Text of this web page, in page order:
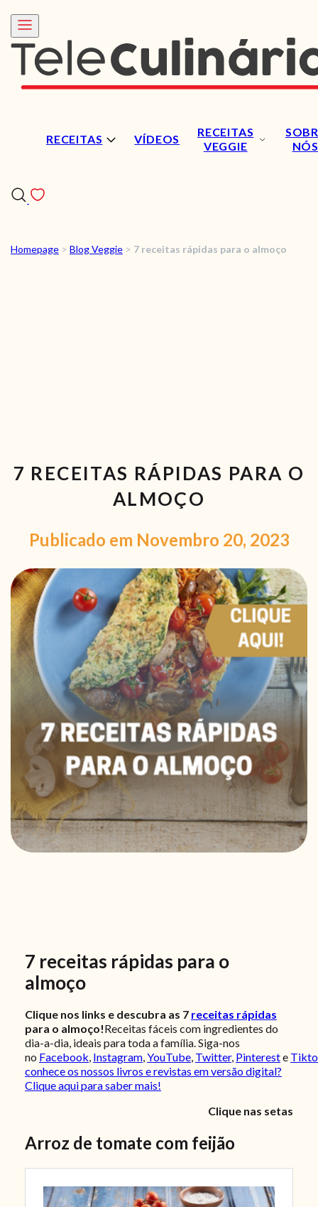
RECEITAS VÍDEOS
RECEITAS
VEGGIE
NÓS
RECEITAS
Homepage > Blog Veggie > 7 receitas rápidas para o almoço
7 RECEITAS RÁPIDAS PARA O
ALMOÇO
Publicado em Novembro 20, 2023
7 receitas rápidas para o
almoço
Clique nos links e descubra as 7 receitas rápidas
para o almoço!Receitas fáceis com ingredientes do
dia-a-dia, ideais para toda a família. Siga-nos
no Facebook, Instagram,YouTube, Twitter, Pintereste
conhece os nossos livros e revistas em versão digital?
Clique aqui para saber mais!
Clique nas setas
Arroz de tomate com feijão